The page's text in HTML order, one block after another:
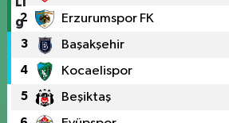
2 Erzurumspor FK
3 Başakşehir
4 Kocaelispor
5 Beşiktaş